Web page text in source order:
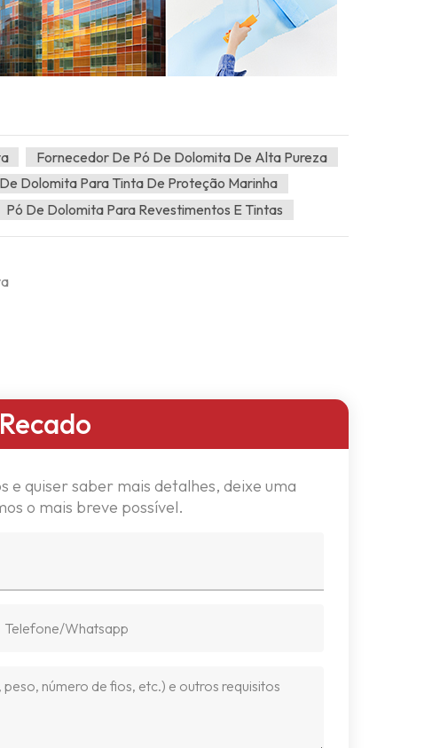
Fornecedor De Pó De Dolomita De Alta Pureza
Dolomita Para Tinta De Proteção Marinha
Pó De Dolomita Para Revestimentos E Tintas
e quiser saber mais detalhes, deixe uma
o mais breve possível.